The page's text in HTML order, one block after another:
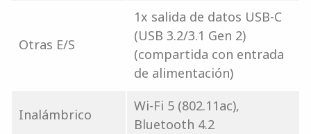
Otras E/S
1x salida de datos USB-C
(USB 3.2/3.1 Gen 2)
(compartida con entrada
de alimentación)
Inalámbrico
Wi-Fi 5 (802.11ac),
Bluetooth 4.2